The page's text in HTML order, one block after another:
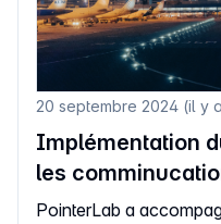
20 septembre 2024 (il y
Implémentation
les
PointerLab a